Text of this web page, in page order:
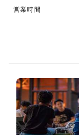
営業時間